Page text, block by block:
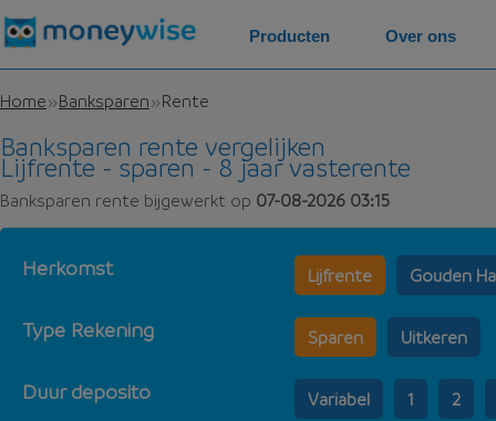
Home Banksparen Rente
Banksparen rente vergelijken
Lijfrente - sparen - 8 jaar vasterente
Banksparen rente bijgewerkt op 07-08-2026 03:15
Herkomst Lijfrente Gouden
Type Rekening Sparen Uitkeren
Duur deposito Variabel 1 2
Producten Over ons